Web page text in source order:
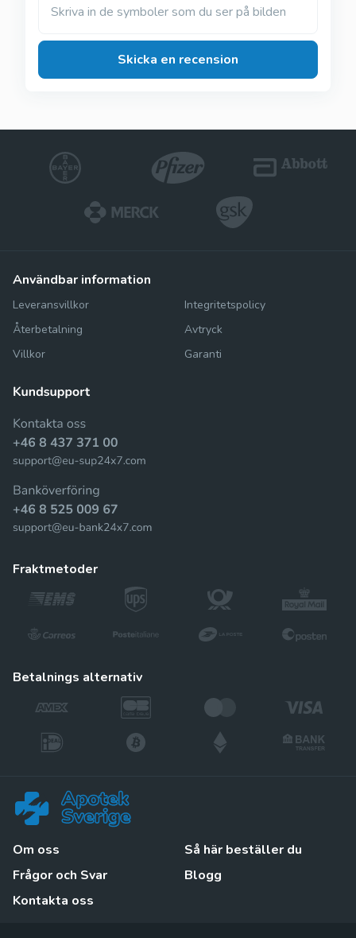
Skriva in de symboler som du ser på bilden
Skicka en recension
användbar information
Leveransvillkor
Återbetalning
Villkor
Integritetspolicy
Avtryck
Garanti
fraktmetoder
betalnings alternativ
Om oss
Frågor och Svar
Kontakta oss
Så här beställer du
Blogg